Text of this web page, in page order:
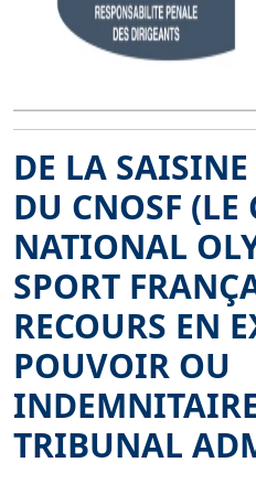
DE LA
DU CNOSF (LE
NATIONAL
SPORT
RECOURS EN
POUVOIR OU
TRIBUNAL